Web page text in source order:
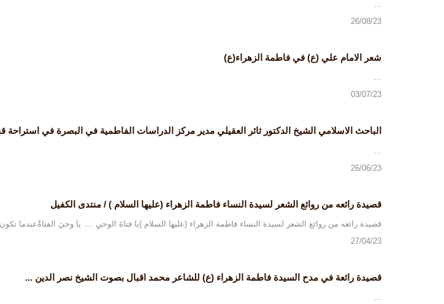
26/08/23
شعر الامام علي (ع) في فاطمة الزهراء(ع)
...
03/07/23
الباحث الاسلامي الشيخ الدكتور ثائر العقيلي مدير مركز الدراسات الفاطمية في البصرة في استراحة
26/06/23
قصيدة رائعه من روائع الشعر لسيدة النساء فاطمة الزهراء (عليها السلام ) / منتدى الكفيل
قصيدة رائعه من روائع الشعر لسيدة النساء فاطمة الزهراء (عليها السلام )​يا فتاةَ الوحيِ .... يا وحيَ الفتاةْعندما
27/04/23
قصيدة رائعة في مدح السيدة فاطمة الزهراء (ع) للشاعر محمد اقبال بصوت الشيخ نصر الدين ...
...